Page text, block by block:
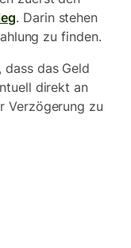
. Darin stehen
zu finden.
das Geld
direkt an
Verzögerung zu